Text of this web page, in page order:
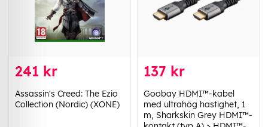
241 kr
Assassin's Creed: The Ezio
Collection (Nordic) (XONE)
137 kr
Goobay HDMI™-kabel
med ultrahög hastighet, 1
m, Sharkskin Grey HDMI™-